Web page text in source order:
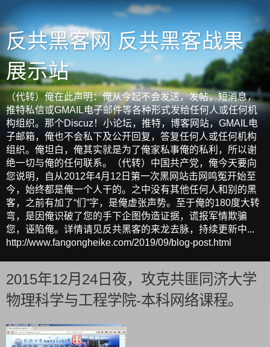
反共黑客网 反共黑客战果
展示站
（代转）俺在此声明：俺从今起不会发送，发帖，短消息，
推特私信或GMAIL电子邮件等各种形式发给任何人或任何机
构组织。那个Discuz！小论坛，推特，博客网站，GMAIL电
子邮箱，俺也不会私下及公开回复，答复任何人或任何机构
组织。俺坦白，俺其实就是为了俺家私事俺的私利，所以谢
绝一切与俺的任何联系。（代转）中国共产党，俺今天要向
您说明，自从2012年4月12日第一次黑网站击网鸣冤开始至
今，始终都是俺一个人干的。之中没有其他任何人和别的黑
客，之前有加了“们”字，是俺虚张声势。至于俺的180度大转
弯，是因俺识破了您的手下企图伪造证据，谎报军情欺骗
您，诬陷俺。详情请见反共黑客的来龙去脉，持续更新中...
http://www.fangongheike.com/2019/09/blog-post.html
2015年12月24日夜，攻克共匪同济大学
物理科学与工程学院-本科网络课程。